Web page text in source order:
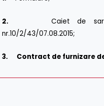
2. Caiet de
nr.10/2/43/07.08.2015;
3. Contract de furnizare